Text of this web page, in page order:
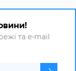
та e-mail